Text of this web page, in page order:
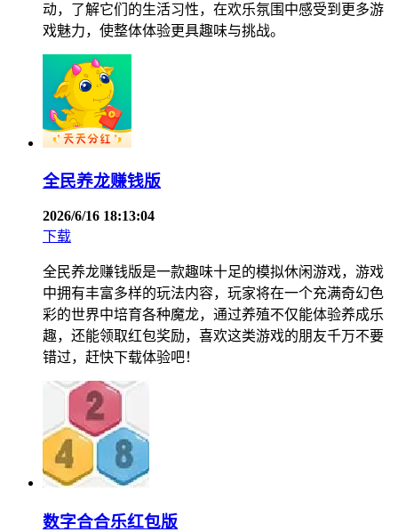
动，了解它们的生活习性，在欢乐氛围中感受到更多游
戏魅力，使整体体验更具趣味与挑战。
全民养龙赚钱版
2026/6/16 18:13:04
下载
全民养龙赚钱版是一款趣味十足的模拟休闲游戏，游戏
中拥有丰富多样的玩法内容，玩家将在一个充满奇幻色
彩的世界中培育各种魔龙，通过养殖不仅能体验养成乐
趣，还能领取红包奖励，喜欢这类游戏的朋友千万不要
错过，赶快下载体验吧！
数字合合乐红包版